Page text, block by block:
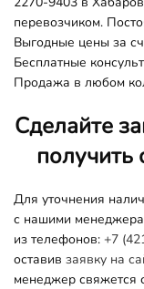
перевозчиком.
Выгодные цены за
Бесплатные
Продажа в любом
Сделайте
Для уточнения
с нашими
из телефонов: +7
оставив заявку на
менеджер свяжется